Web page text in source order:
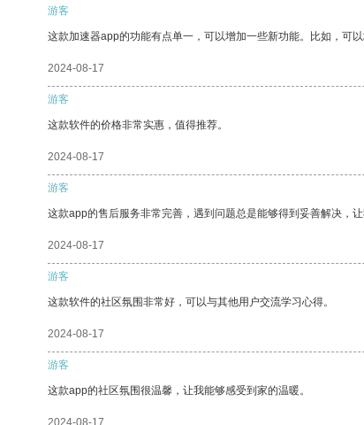
游客
这款加速器app的功能有点单一，可以增加一些新功能。比如，可
2024-08-17
游客
这款软件的价格非常实惠，值得推荐。
2024-08-17
游客
这款app的售后服务非常完善，遇到问题总是能够得到妥善解决，让
2024-08-17
游客
这款软件的社区氛围非常好，可以与其他用户交流学习心得。
2024-08-17
游客
这款app的社区氛围很温馨，让我能够感受到家的温暖。
2024-08-17